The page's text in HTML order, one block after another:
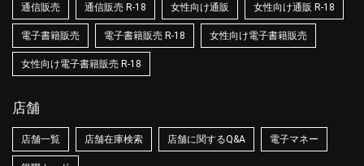
通信販売 通信販売 R-18 女性向け通販 女性向け通販 R-18
電子書籍販売 電子書籍販売 R-18 女性向け電子書籍販売
女性向け電子書籍販売 R-18
店舗
店舗一覧 店舗在庫検索 店舗に関するQ&A 電子マネー